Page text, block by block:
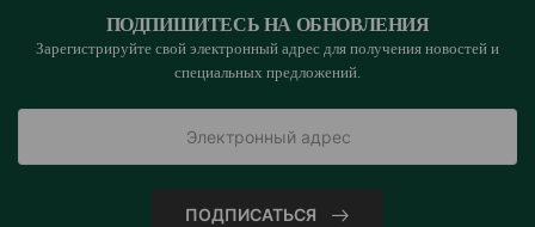
ПОДПИШИТЕСЬ НА ОБНОВЛЕНИЯ
Зарегистрируйте свой электронный адрес для получения новостей и
специальных предложений.
ПОДПИСАТЬСЯ